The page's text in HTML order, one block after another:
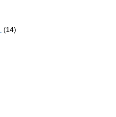
(14)